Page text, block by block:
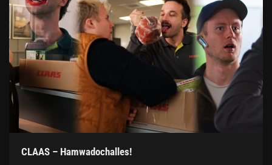
CLAAS – Hamwadochalles!